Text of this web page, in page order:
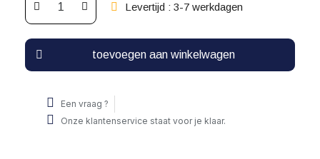
Levertijd : 3-7 werkdagen
toevoegen aan winkelwagen
Een vraag ?
Onze klantenservice staat voor je klaar.